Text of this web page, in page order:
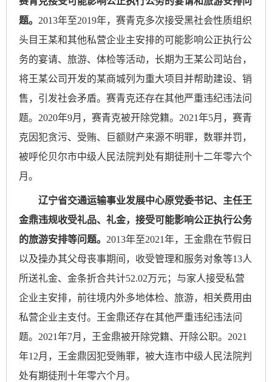
题。 2013年至2019年，赛青克多次接受黑社会性质组织
头目王某和其他私营企业主安排的可能影响公正执行公
务的宴请、旅游、体检等活动，长期为王某公司站台，
将王某公司开发的某商城列为重大项目并帮助建设、销
售，引发社会矛盾。赛青克还存在其他严重违纪违法问
题。2020年9月，赛青克被开除党籍。2021年5月，赛青
克因犯贪污、受贿、巨额财产来源不明罪，数罪并罚，
被呼伦贝尔市中级人民法院判处有期徒刑十二年零六个
月。
辽宁省交通运输事业发展中心原党委书记、主任王
金鼎违规收受礼品、礼金，接受可能影响公正执行公务
的旅游安排等问题。 2013年至2021年，王金鼎在节假日
以及操办其父母丧事期间，收受管理和服务对象等13人
所送礼金、金条折合共计52.02万元；与家人接受私营
企业主安排，前往境内外多地体检、旅游，相关费用由
私营企业主支付。王金鼎还存在其他严重违纪违法问
题。2021年7月，王金鼎被开除党籍、开除公职。2021
年12月，王金鼎因犯受贿罪，被大连市中级人民法院判
处有期徒刑十年零六个月。